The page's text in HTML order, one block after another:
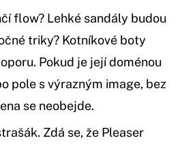
flow? Lehké sandály budou
triky? Kotníkové boty
Pokud je její doménou
pole s výrazným image, bez
se neobejde.
Zdá se, že Pleaser